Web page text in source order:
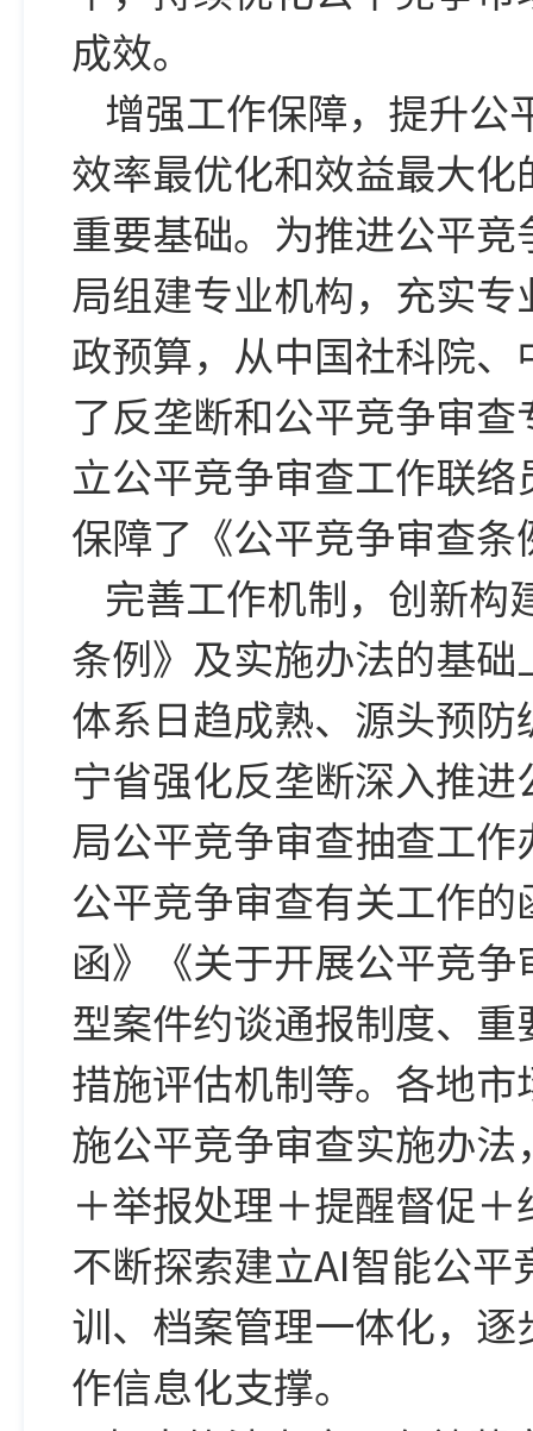
成效。
增强工作保障，提升公
效率最优化和效益最大
重要基础。为推进公平
局组建专业机构，充实
政预算，从中国社科院
了反垄断和公平竞争审
立公平竞争审查工作联
保障了《公平竞争审查
完善工作机制，创新构
条例》及实施办法的基
体系日趋成熟、源头预
宁省强化反垄断深入推
局公平竞争审查抽查工
公平竞争审查有关工作
函》《关于开展公平竞
型案件约谈通报制度、
措施评估机制等。各地
施公平竞争审查实施办
＋举报处理＋提醒督促
不断探索建立AI智能公
训、档案管理一体化，
作信息化支撑。